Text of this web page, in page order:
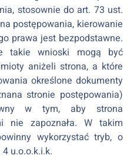
stosownie do art. 73 ust.
postępowania, kierowanie
prawa jest bezpodstawne.
takie wnioski mogą być
aniżeli strona, a które
określone dokumenty
stronie postępowania)
w tym, aby strona
nie zapoznała. W takim
wykorzystać tryb, o
u.o.o.k.i.k.